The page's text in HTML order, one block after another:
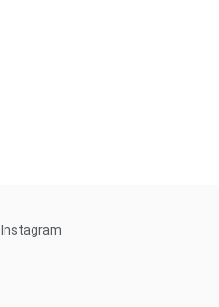
Instagram